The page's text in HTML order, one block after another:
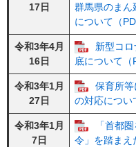
17日
群馬県のまん
について（
令和3年4月
16日
新型コ
底について（
令和3年1月
27日
保育所
の対応につい
令和3年1月
7日
「首都
令」を踏まえ